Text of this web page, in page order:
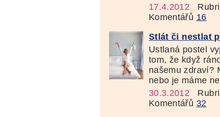
17.4.2012
Komentářů 16
Stlát či nestlat
Ustlaná postel
tom, že když
našemu zdraví?
nebo je máme
30.3.2012
Komentářů 32